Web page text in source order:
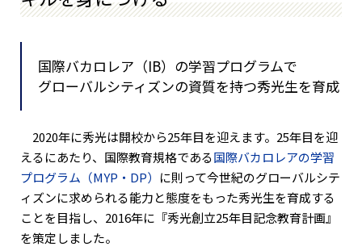
国際バカロレア（IB）の学習プログラムで
グローバルシティズンの資質を持つ秀光生を育成
2020年に秀光は開校から25年目を迎えます。25年目を迎
えるにあたり、国際教育規格である国際バカロレアの学習
プログラム（MYP・DP） に則って今世紀のグローバルシテ
ィズンに求められる能力と態度をもった秀光生を育成する
ことを目指し、2016年に『秀光創立25年目記念教育計画』
を策定しました。